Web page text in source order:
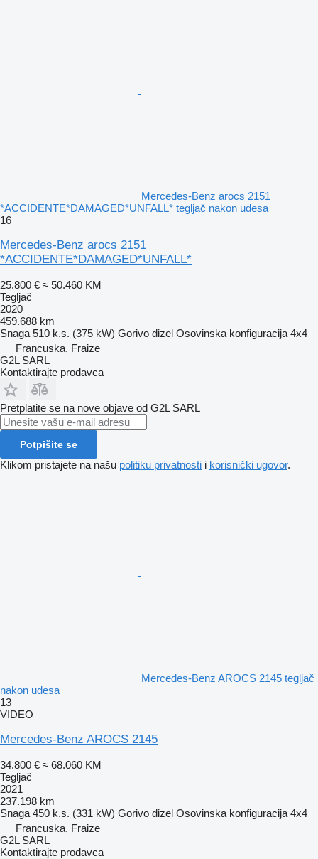
Mercedes-Benz arocs 2151
*ACCIDENTE*DAMAGED*UNFALL* tegljač nakon udesa
16
Mercedes-Benz arocs 2151
*ACCIDENTE*DAMAGED*UNFALL*
25.800 € ≈ 50.460 KM
Tegljač
2020
459.688 km
Snaga 510 k.s. (375 kW) Gorivo dizel Osovinska konfiguracija 4x4
Francuska, Fraize
G2L SARL
Kontaktirajte prodavca
Pretplatite se na nove objave od G2L SARL
Potpišite se
Klikom pristajete na našu politiku privatnosti i korisnički ugovor.
Mercedes-Benz AROCS 2145 tegljač
nakon udesa
13
VIDEO
Mercedes-Benz AROCS 2145
34.800 € ≈ 68.060 KM
Tegljač
2021
237.198 km
Snaga 450 k.s. (331 kW) Gorivo dizel Osovinska konfiguracija 4x4
Francuska, Fraize
G2L SARL
Kontaktirajte prodavca